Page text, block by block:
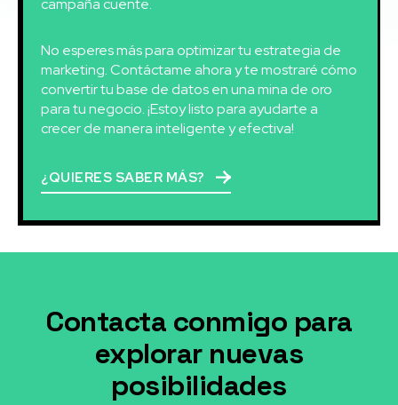
campaña cuente.
No esperes más para optimizar tu estrategia de
marketing. Contáctame ahora y te mostraré cómo
convertir tu base de datos en una mina de oro
para tu negocio. ¡Estoy listo para ayudarte a
crecer de manera inteligente y efectiva!
¿QUIERES SABER MÁS?
Contacta conmigo para
explorar nuevas
posibilidades